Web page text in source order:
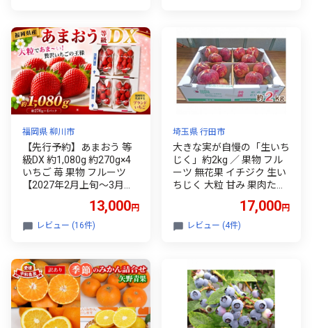
県 久喜市
福岡県 柳川市
【先行予約】あまおう 等
級DX 約1,080g 約270g×4
いちご 苺 果物 フルーツ
【2027年2月上旬～3月下
13,000円
レビュー (16件)
埼玉県 行田市
大きな実が自慢の「生いち
じく」約2kg ／ 果物 フル
ーツ 無花果 イチジク 生い
ちじく 大粒 甘み 果肉たっ
埼玉県 No.006
17,000円
レビュー (4件)